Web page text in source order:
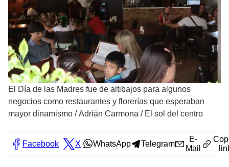
El Día de las Madres fue de altibajos para algunos
negocios como restaurantes y florerías que esperaban
mayor dinamismo /Adrián Carmona / El sol del centro
Facebook X WhatsApp Telegram
E-
Mail